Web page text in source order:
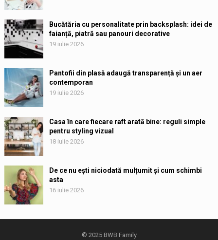
Bucătăria cu personalitate prin backsplash: idei de
faianță, piatră sau panouri decorative
19 iulie 2026
Pantofii din plasă adaugă transparență și un aer
contemporan
19 iulie 2026
Casa în care fiecare raft arată bine: reguli simple
pentru styling vizual
18 iulie 2026
De ce nu ești niciodată mulțumit și cum schimbi
asta
16 iulie 2026
© 2025 BWB Family